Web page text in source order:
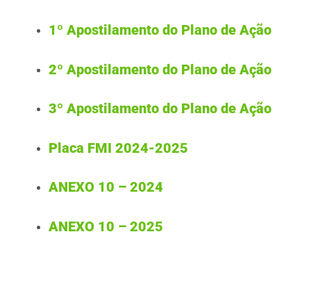
1º Apostilamento do Plano de Ação
2º Apostilamento do Plano de Ação
3º Apostilamento do Plano de Ação
Placa FMI 2024-2025
ANEXO 10 – 2024
ANEXO 10 – 2025